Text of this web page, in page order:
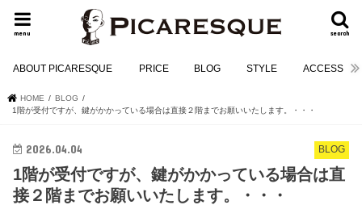
search
menu
ABOUT PICARESQUE PRICE BLOG STYLE ACCESS
HOME
BLOG
1階が受付ですが、鍵がかかっている場合は直接２階までお願いいたします。・・・
BLOG
2026.04.04
1階が受付ですが、鍵がかかっている場合は直
接２階までお願いいたします。・・・